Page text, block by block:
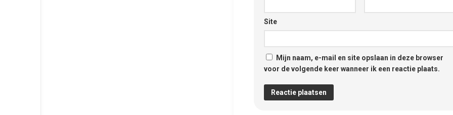
Site
Mijn naam, e-mail en site opslaan in deze browser
voor de volgende keer wanneer ik een reactie plaats.